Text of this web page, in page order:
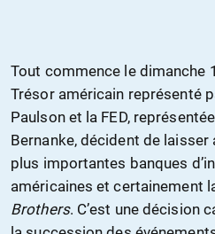
Tout commence le dimanche
Trésor américain représenté
Paulson et la FED,
Bernanke, décident de laisser
plus importantes banques
américaines et certainement
Brothers. C’est une décision